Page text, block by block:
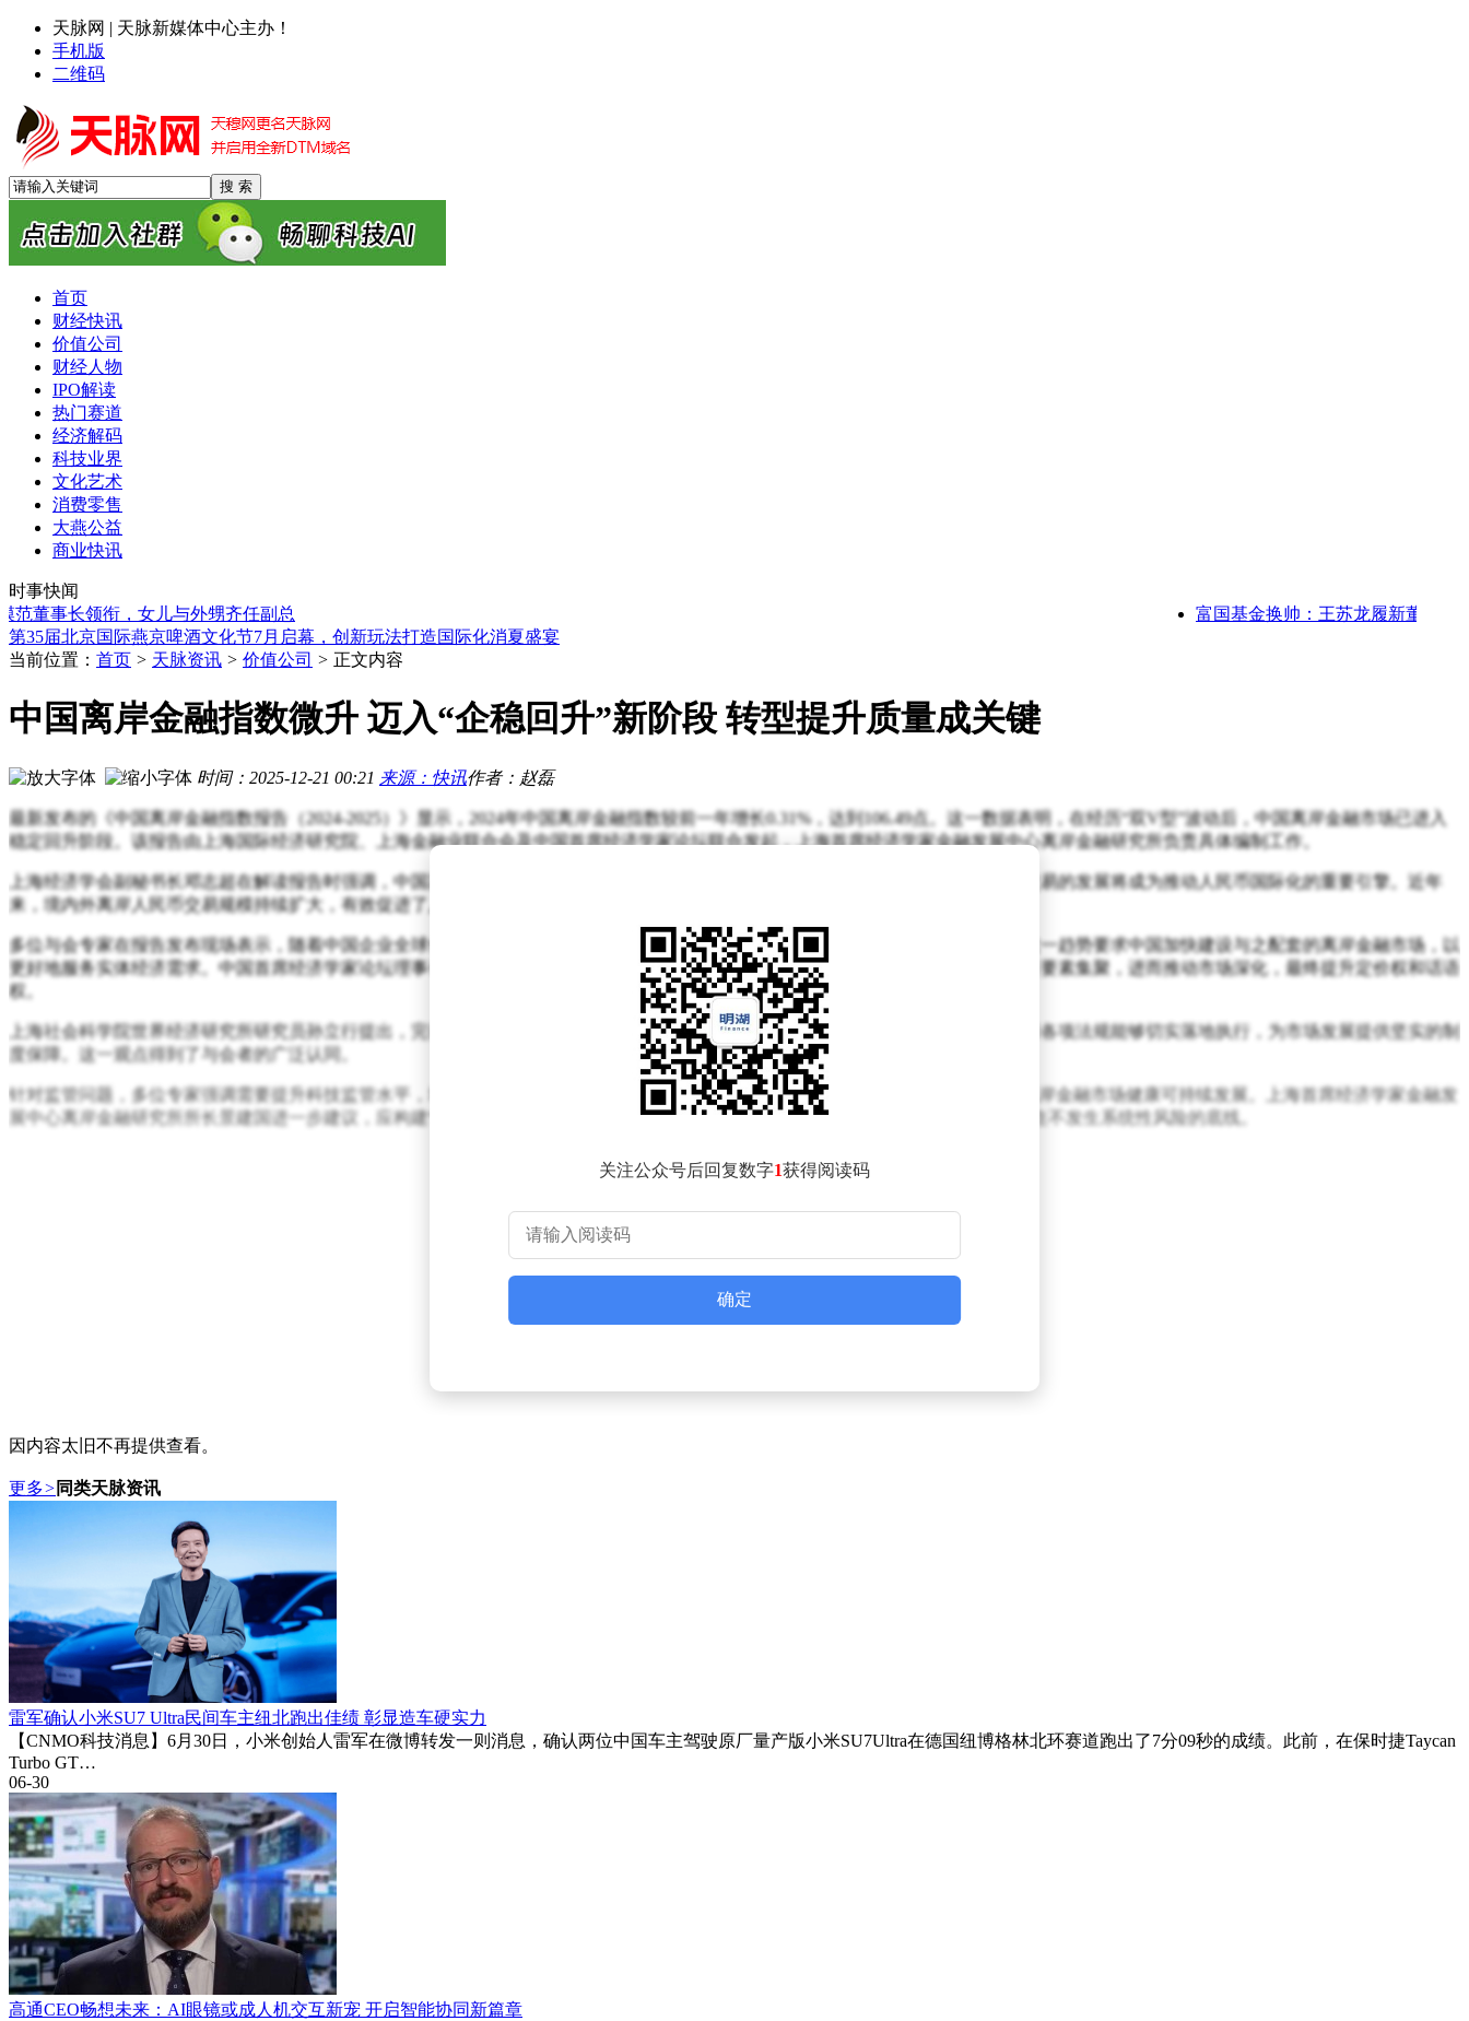
天脉网 | 天脉新媒体中心主办！
手机版
二维码
首页
财经快讯
价值公司
财经人物
IPO解读
热门赛道
经济解码
科技业界
文化艺术
消费零售
大燕公益
商业快讯
时事快闻
事长领衔，女儿与外甥齐任副总
富国基金换帅：王苏龙履新董事长，合
雷军确认小米SU7 Ultra民间车主纽北跑出佳绩 彰显造车硬实力
高通CEO畅想未来：AI眼镜或成人机交互新宠 开启智能协同新篇章
第35届北京国际燕京啤酒文化节7月启幕，创新玩法打造国际化消夏盛宴
富国基金换帅：王苏龙履新董事长，合规风控面临新挑战与机遇
电商邮件营销进阶指南：从用户分层到智能自动化，2026年实战策略与工具解析
库克借存储短缺“哭穷”涨价，实为寡头合谋，消费者何去何从？
6月22日至28日IPO受理新增64家，今年受理及在审企业数据一览
雷军确认小米SU7 Ultra民间车主纽北跑出佳绩 彰显造车硬实力
当前位置： 首页 > 天脉资讯 > 价值公司 > 正文内容
中国离岸金融指数微升 迈入“企稳回升”新阶段 转型提升质量成关键
时间：2025-12-21 00:21 来源：快讯作者：赵磊
最新发布的《中国离岸金融指数报告（2024-2025）》显示，2024年中国离岸金融指数较前一年增长0.31%，达到106.49点。这一数据表明，在经历“双V型”波动后，中国离岸金融市场已进入
稳定回升阶段。该报告由上海国际经济研究院、上海金融业联合会及中国首席经济学家论坛联合发起，上海首席经济学家金融发展中心离岸金融研究所负责具体编制工作。
上海经济学会副秘书长邓志超在解读报告时强调，中国离岸金融正从规模扩张转向质量提升的关键转型期。他特别指出，离岸人民币交易的发展将成为推动人民币国际化的重要引擎。近年
来，境内外离岸人民币交易规模持续扩大，有效促进了人民币的跨境使用，为提升人民币国际地位提供了有力支撑。
多位与会专家在报告发布现场表示，随着中国企业全球化布局的加速，产业链和供应链的跨国延伸带动了离岸贸易需求的显著增长。这一趋势要求中国加快建设与之配套的离岸金融市场，以
更好地服务实体经济需求。中国首席经济学家论坛理事长连平认为，金融国际化进程与离岸金融发展密不可分，后者通过制度创新吸引要素集聚，进而推动市场深化，最终提升定价权和话语
权。
上海社会科学院世界经济研究所研究员孙立行提出，完善离岸金融法治建设是当前最紧迫的任务。他建议重点细化相关实施细则，确保各项法规能够切实落地执行，为市场发展提供坚实的制
度保障。这一观点得到了与会者的广泛认同。
针对监管问题，多位专家强调需要提升科技监管水平，增强数据管控能力。他们认为，只有实现“放得活、管得好”的平衡，才能确保离岸金融市场健康可持续发展。上海首席经济学家金融发
展中心离岸金融研究所所长景建国进一步建议，应构建“宏观审慎+微观监管”的双重风险防控体系，为市场创新提供安全保障，牢牢守住不发生系统性风险的底线。
关注公众号后回复数字1获得阅读码
确定
因内容太旧不再提供查看。
更多> 同类天脉资讯
雷军确认小米SU7 Ultra民间车主纽北跑出佳绩 彰显造车硬实力
【CNMO科技消息】6月30日，小米创始人雷军在微博转发一则消息，确认两位中国车主驾驶原厂量产版小米SU7Ultra在德国纽博格林北环赛道跑出了7分09秒的成绩。此前，在保时捷Taycan
Turbo GT…
06-30
高通CEO畅想未来：AI眼镜或成人机交互新宠 开启智能协同新篇章